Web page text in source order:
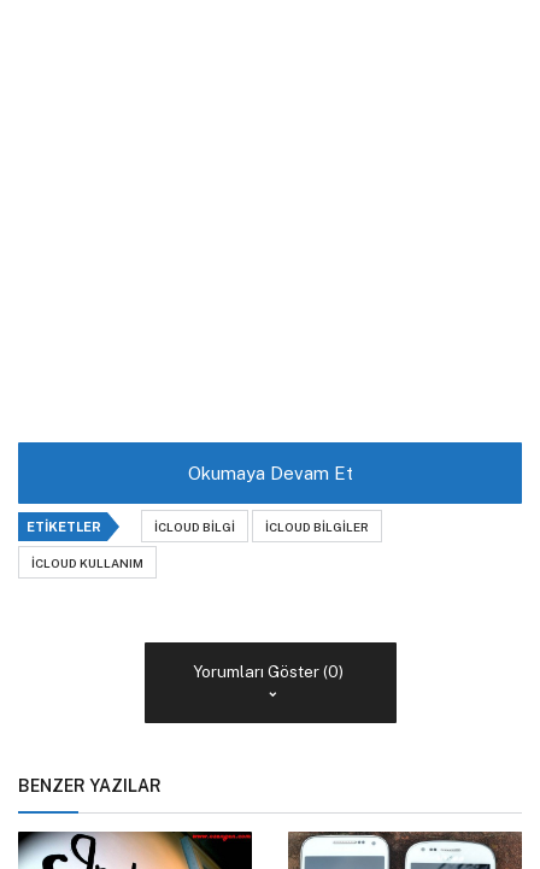
Okumaya Devam Et
ETIKETLER ICLOUD BILGI ICLOUD BILGILER
ICLOUD KULLANIM
Yorumları Göster (0)
BENZER YAZILAR